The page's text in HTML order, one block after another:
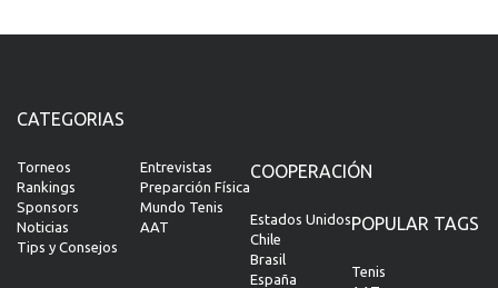
CATEGORIAS
Torneos
Rankings
Sponsors
Noticias
Tips y Consejos
Entrevistas
Preparción Física
Mundo Tenis
AAT
COOPERACIÓN
Estados Unidos
Chile
Brasil
España
POPULAR TAGS
Tenis